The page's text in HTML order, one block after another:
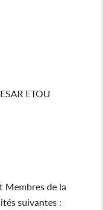
ETOU
Membres de la
suivantes :